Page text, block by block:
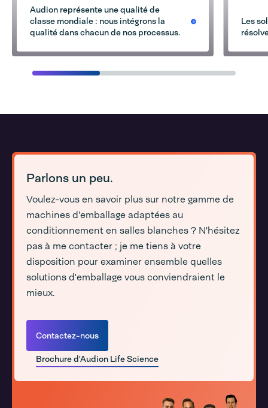
Audion représente une qualité de
classe mondiale : nous intégrons la
qualité dans chacun de nos processus.
Les
Parlons un peu.
Voulez-vous en savoir plus sur notre gamme de
machines d'emballage adaptées au
conditionnement en salles blanches ? N'hésitez
pas à me contacter ; je me tiens à votre
disposition pour examiner ensemble quelles
solutions d'emballage vous conviendraient le
mieux.
Contactez-nous
Brochure d'Audion Life Science